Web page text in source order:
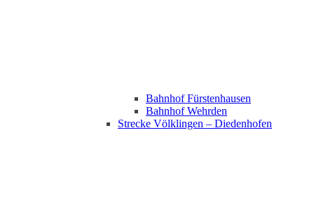
Bahnhof Fürstenhausen
Bahnhof Wehrden
Strecke Völklingen – Diedenhofen